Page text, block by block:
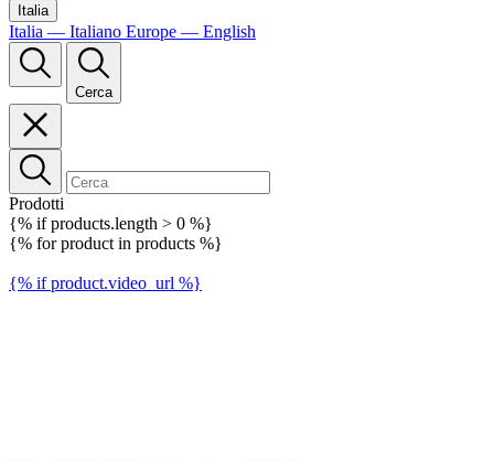
Italia
Italia — Italiano Europe — English
Cerca
Prodotti
{% if products.length > 0 %}
{% for product in products %}
{% if product.video_url %}